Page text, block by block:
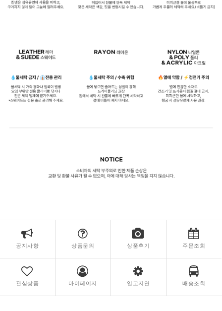
공지사항 상품문의 상품후기 주문조회
관심상품 마이페이지 입고지연 배송조회